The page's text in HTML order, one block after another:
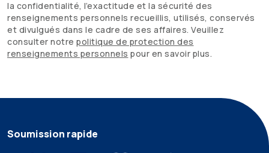
la confidentialité, l’exactitude et la sécurité des
renseignements personnels recueillis, utilisés, conservés
et divulgués dans le cadre de ses affaires. Veuillez
consulter notre politique de protection des
renseignements personnels pour en savoir plus.
Soumission rapide